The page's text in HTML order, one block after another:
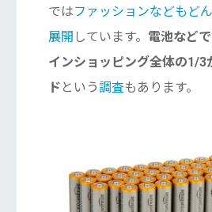
ではファッションなどもど
展開 しています。 電池など
インショッピング全体の1/
ド という調査もあります。